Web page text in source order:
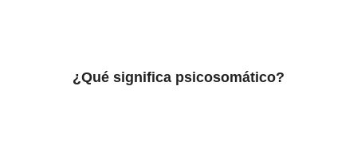
¿Qué significa psicosomático?